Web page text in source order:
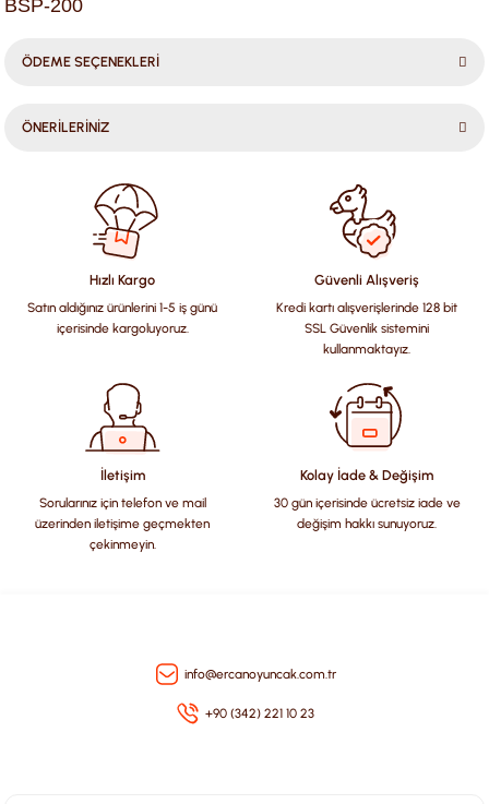
BSP-200
ÖDEME SEÇENEKLERİ
ÖNERİLERİNİZ
konularda yetersiz gördüğünüz noktaları öneri formunu
kullanarak tarafımıza iletebilirsiniz.
Görüş ve önerileriniz için teşekkür ederiz.
Ürün resmi kalitesiz, bozuk veya görüntülenemiyor.
Ürün açıklamasında eksik bilgiler bulunuyor.
Ürün bilgilerinde hatalar bulunuyor.
Ürün fiyatı diğer sitelerden daha pahalı.
Bu ürüne benzer farklı alternatifler olmalı.
Hızlı Kargo
Satın aldığınız ürünlerini 1-5 iş günü
içerisinde kargoluyoruz.
Güvenli Alışveriş
Kredi kartı alışverişlerinde 128 bit
SSL Güvenlik sistemini
kullanmaktayız.
İletişim
Sorularınız için telefon ve mail
üzerinden iletişime geçmekten
çekinmeyin.
Kolay İade & Değişim
30 gün içerisinde ücretsiz iade ve
değişim hakkı sunuyoruz.
info@ercanoyuncak.com.tr
+90 (342) 221 10 23